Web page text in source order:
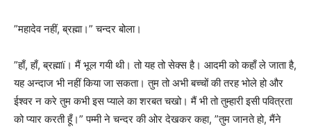
”महादेव नहीं, ब्रह्मा।” चन्दर बोला।
”हाँ, हाँ, ब्रह्माï। मैं भूल गयी थी। तो यह तो सेक्स है। आदमी को कहाँ ले जाता है,
यह अन्दाज भी नहीं किया जा सकता। तुम तो अभी बच्चों की तरह भोले हो और
ईश्वर न करे तुम कभी इस प्याले का शरबत चखो। मैं भी तो तुम्हारी इसी पवित्रता
को प्यार करती हूँ।” पम्मी ने चन्दर की ओर देखकर कहा, ”तुम जानते हो, मैंने